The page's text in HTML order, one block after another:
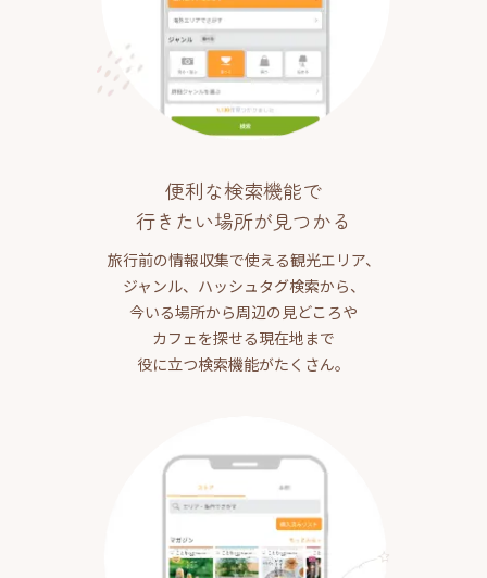
便利な検索機能で
行きたい場所が見つかる
旅行前の情報収集で使える観光エリア、
ジャンル、ハッシュタグ検索から、
今いる場所から周辺の見どころや
カフェを探せる現在地まで
役に立つ検索機能がたくさん。